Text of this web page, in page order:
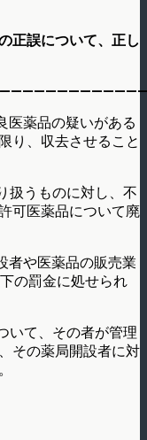
正誤について、正し
医薬品の疑いがある
り、収去させること
扱うものに対し、不
可医薬品について廃
者や医薬品の販売業
の罰金に処せられ
いて、その者が管理
その薬局開設者に対